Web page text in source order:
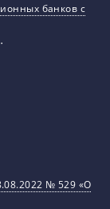
банков с
№ 529 «О